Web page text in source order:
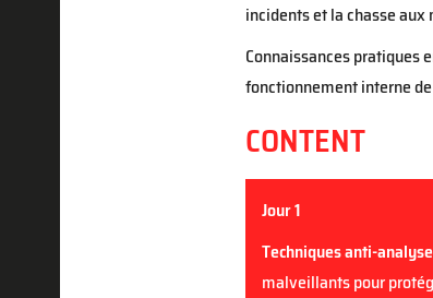
incidents et la chasse
Connaissances pratiques
fonctionnement interne
CONTENT
Jour 1
Techniquesanti-
malveillants pour